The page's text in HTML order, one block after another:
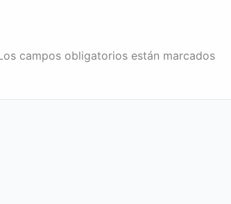
campos obligatorios están marcados